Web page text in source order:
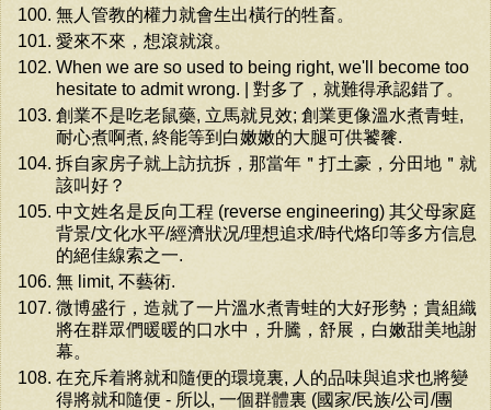
無人管教的權力就會生出橫行的牲畜。
愛來不來，想滾就滾。
When we are so used to being right, we'll become too
hesitate to admit wrong. | 對多了，就難得承認錯了。
創業不是吃老鼠藥, 立馬就見效; 創業更像溫水煮青蛙,
耐心煮啊煮, 終能等到白嫩嫩的大腿可供饕餮.
拆自家房子就上訪抗拆，那當年＂打土豪，分田地＂就
該叫好？
中文姓名是反向工程 (reverse engineering) 其父母家庭
背景/文化水平/經濟狀况/理想追求/時代烙印等多方信息
的絕佳線索之一.
無 limit, 不藝術.
微博盛行，造就了一片溫水煮青蛙的大好形勢；貴組織
將在群眾們暖暖的口水中，升騰，舒展，白嫩甜美地謝
幕。
在充斥着將就和隨便的環境裏, 人的品味與追求也將變
得將就和隨便 - 所以, 一個群體裏 (國家/民族/公司/團